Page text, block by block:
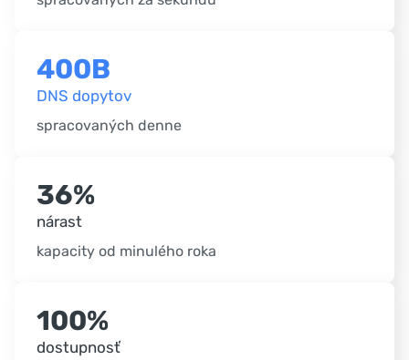
400B
DNS dopytov
spracovaných denne
36%
nárast
kapacity od minulého roka
100%
dostupnosť